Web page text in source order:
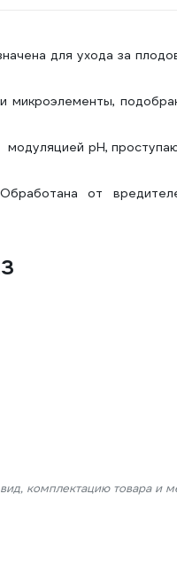
для ухода за
модуляцией рН,
от
комплектацию товара и